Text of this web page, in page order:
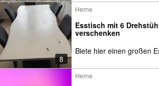
8
Herne
Esstisch mit 6
verschenken
Biete hier einen großen
Herne